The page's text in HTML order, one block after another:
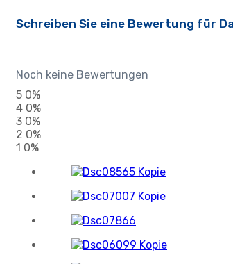
Schreiben Sie eine Bewertung für
Noch keine Bewertungen
5 0%
4 0%
3 0%
2 0%
1 0%